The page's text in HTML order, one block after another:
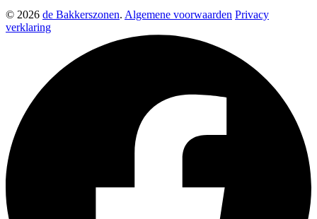
© 2026 de Bakkerszonen. Algemene voorwaarden Privacy
verklaring